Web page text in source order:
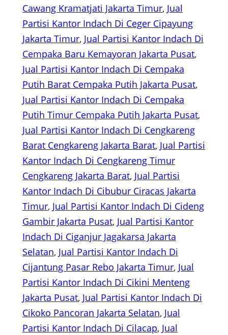
Cawang Kramatjati Jakarta Timur, Jual
Partisi Kantor Indach Di Ceger Cipayung
Jakarta Timur, Jual Partisi Kantor Indach Di
Cempaka Baru Kemayoran Jakarta Pusat
Jual Partisi Kantor Indach Di Cempaka
Putih Barat Cempaka Putih Jakarta Pusat
Jual Partisi Kantor Indach Di Cempaka
Putih Timur Cempaka Putih Jakarta Pusat
Jual Partisi Kantor Indach Di Cengkareng
Barat Cengkareng Jakarta Barat, Jual Partisi
Kantor Indach Di Cengkareng Timur
Cengkareng Jakarta Barat, Jual Partisi
Kantor Indach Di Cibubur Ciracas Jakarta
Timur, Jual Partisi Kantor Indach Di Cideng
Gambir Jakarta Pusat, Jual Partisi Kantor
Indach Di Ciganjur Jagakarsa Jakarta
Selatan, Jual Partisi Kantor Indach Di
Cijantung Pasar Rebo Jakarta Timur, Jual
Partisi Kantor Indach Di Cikini Menteng
Jakarta Pusat, Jual Partisi Kantor Indach Di
Cikoko Pancoran Jakarta Selatan, Jual
Partisi Kantor Indach Di Cilacap, Jual